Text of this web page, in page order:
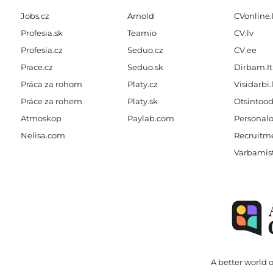
Jobs.cz
Profesia.sk
Profesia.cz
Prace.cz
Práca za rohom
Práce za rohem
Atmoskop
Nelisa.com
Arnold
Teamio
Seduo.cz
Seduo.sk
Platy.cz
Platy.sk
Paylab.com
CV.lv
CV.ee
Dirbam.It
A better world